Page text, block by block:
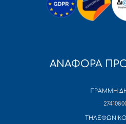
ΑΝΑΦΟΡΑ
ΓΡΑΜΜΗ